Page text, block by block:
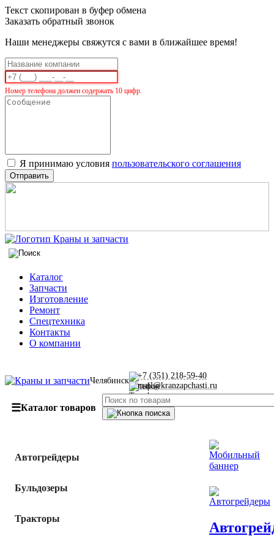
Текст скопирован в буфер обмена
Заказать обратный звонок
Наши менеджеры свяжутся с вами в ближайшее время!
Номер телефона должен содержать 10 цифр.
Я принимаю условия пользовательского соглашения
Отправить
Каталог
Запчасти
Изготовление
Ремонт
Спецтехника
Контакты
О компании
Челябинск
+7 (351) 218-59-40
mail@kranzapchasti.ru
☰Каталог товаров
Автогрейдеры
Бульдозеры
Тракторы